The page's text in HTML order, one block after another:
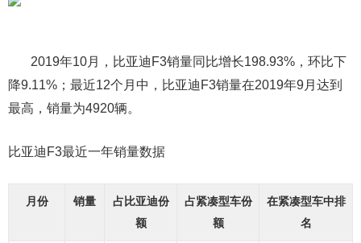
2019年10月，比亚迪F3销量同比增长198.93%，环比下
降9.11%；最近12个月中，比亚迪F3销量在2019年9月达到
最高，销量为4920辆。
比亚迪F3最近一年销量数据
月份 销量
占比亚迪份
额
占紧凑型车份
额
在紧凑型车中排
名